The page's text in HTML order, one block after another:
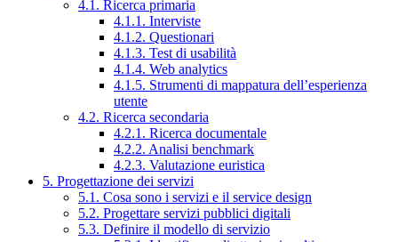
4.1. Ricerca primaria
4.1.1. Interviste
4.1.2. Questionari
4.1.3. Test di usabilità
4.1.4. Web analytics
4.1.5. Strumenti di mappatura dell’esperienza
utente
4.2. Ricerca secondaria
4.2.1. Ricerca documentale
4.2.2. Analisi benchmark
4.2.3. Valutazione euristica
5. Progettazione dei servizi
5.1. Cosa sono i servizi e il service design
5.2. Progettare servizi pubblici digitali
5.3. Definire il modello di servizio